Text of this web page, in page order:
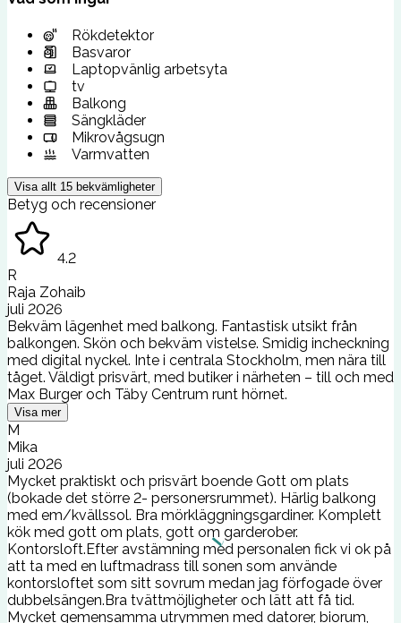
Rökdetektor
Basvaror
Laptopvänlig arbetsyta
tv
Balkong
Sängkläder
Mikrovågsugn
Varmvatten
Visa allt 15 bekvämligheter
Betyg och recensioner
4.2
R
Raja Zohaib
juli 2026
Bekväm lägenhet med balkong. Fantastisk utsikt från
balkongen. Skön och bekväm vistelse. Smidig incheckning
med digital nyckel. Inte i centrala Stockholm, men nära till
tåget. Väldigt prisvärt, med butiker i närheten – till och med
Max Burger och Täby Centrum runt hörnet.
Visa mer
M
Mika
juli 2026
Mycket praktiskt och prisvärt boende Gott om plats
(bokade det större 2- personersrummet). Härlig balkong
med em/kvällssol. Bra mörkläggningsgardiner. Komplett
kök med gott om plats, gott om garderober.
Kontorsloft.Efter avstämning med personalen fick vi ok på
att ta med en luftmadrass till sonen som använde
kontorsloftet som sitt sovrum medan jag förfogade över
dubbelsängen.Bra tvättmöjligheter och lätt att få tid.
Mycket gemensamma utrymmen med datorer, biorum,